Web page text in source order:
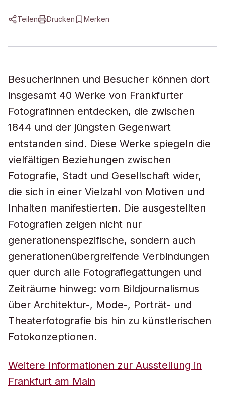
Teilen Drucken Merken
Besucherinnen und Besucher können dort
insgesamt 40 Werke von Frankfurter
Fotografinnen entdecken, die zwischen
1844 und der jüngsten Gegenwart
entstanden sind. Diese Werke spiegeln die
vielfältigen Beziehungen zwischen
Fotografie, Stadt und Gesellschaft wider,
die sich in einer Vielzahl von Motiven und
Inhalten manifestierten. Die ausgestellten
Fotografien zeigen nicht nur
generationenspezifische, sondern auch
generationenübergreifende Verbindungen
quer durch alle Fotografiegattungen und
Zeiträume hinweg: vom Bildjournalismus
über Architektur-, Mode-, Porträt- und
Theaterfotografie bis hin zu künstlerischen
Fotokonzeptionen.
Weitere Informationen zur Ausstellung in
Frankfurt am Main